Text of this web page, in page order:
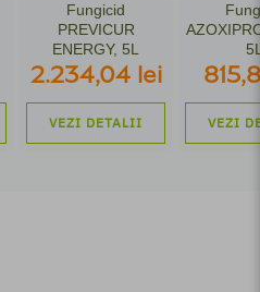
Fungicid
PREVICUR
ENERGY, 5L
2.234,04 lei
VEZI DETALII VEZI